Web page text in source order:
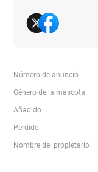
Número de anuncio
Género de la mascota
Añadido
Perdido
Nombre del propietario